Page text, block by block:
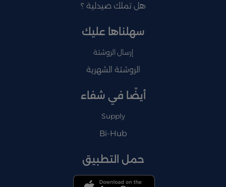
هل تملك صيدلية ؟
سهلناها عليك
إرسال الروشتة
الروشتة الشهرية
أيضًا في شفاء
Supply
Bi-Hub
حمل التطبيق